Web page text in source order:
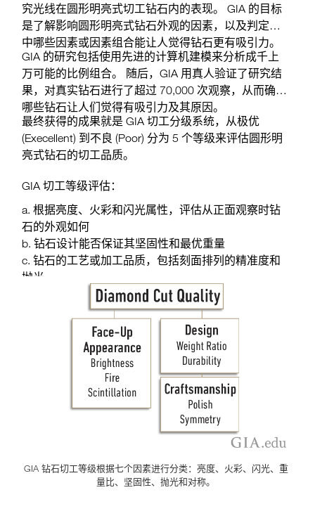
究光线在圆形明亮式切工钻石内的表现。 GIA 的目标
是了解影响圆形明亮式钻石外观的因素，以及判定其
中哪些因素或因素组合能让人觉得钻石更有吸引力。
GIA 的研究包括使用先进的计算机建模来分析成千上
万可能的比例组合。 随后，GIA 用真人验证了研究结
果，对真实钻石进行了超过 70,000 次观察，从而确定
哪些钻石让人们觉得有吸引力及其原因。
最终获得的成果就是 GIA 切工分级系统，从极优
(Execellent) 到不良 (Poor) 分为 5 个等级来评估圆形明
亮式钻石的切工品质。
GIA 切工等级评估：
根据亮度、火彩和闪光属性，评估从正面观察时钻
石的外观如何
钻石设计能否保证其坚固性和最优重量
钻石的工艺或加工品质，包括刻面排列的精准度和
抛光
GIA 钻石切工等级根据七个因素进行分类：亮度、火彩、闪光、重
量比、坚固性、抛光和对称。